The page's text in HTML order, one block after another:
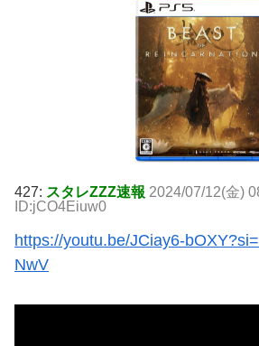
427: スタレZZZ速報 2024/07/12(金)
ID:jCO4Eiuw0
https://youtu.be/JCiay6-
NwV